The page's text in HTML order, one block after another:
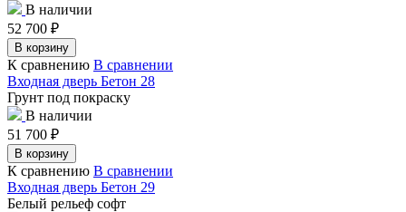
В наличии
52 700 ₽
В корзину
К сравнению В сравнении
Входная дверь Бетон 28
Грунт под покраску
В наличии
51 700 ₽
В корзину
К сравнению В сравнении
Входная дверь Бетон 29
Белый рельеф софт